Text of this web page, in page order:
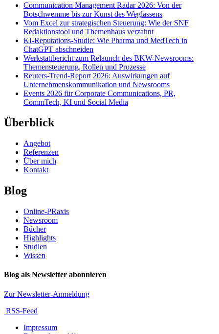
Communication Management Radar 2026: Von der
Botschwemme bis zur Kunst des Weglassens
Vom Excel zur strategischen Steuerung: Wie der SNF
Redaktionstool und Themenhaus verzahnt
KI-Reputations-Studie: Wie Pharma und MedTech in
ChatGPT abschneiden
Werkstattbericht zum Relaunch des BKW-Newsrooms:
Themensteuerung, Rollen und Prozesse
Reuters-Trend-Report 2026: Auswirkungen auf
Unternehmenskommunikation und Newsrooms
Events 2026 für Corporate Communications, PR,
CommTech, KI und Social Media
Überblick
Angebot
Referenzen
Über mich
Kontakt
Blog
Online-PRaxis
Newsroom
Bücher
Highlights
Studien
Wissen
Blog als Newsletter abonnieren
Zur Newsletter-Anmeldung
RSS-Feed
Impressum